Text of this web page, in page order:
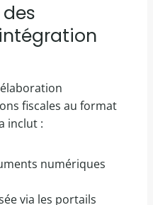
fiscales au format
inclut :
numériques
via les portails